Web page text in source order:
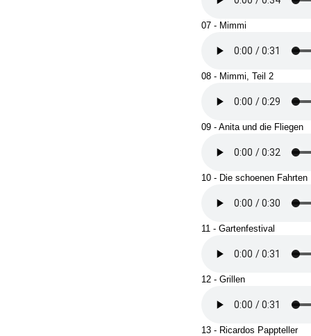
07 - Mimmi
08 - Mimmi, Teil 2
09 - Anita und die Fliegen
10 - Die schoenen Fahrten
11 - Gartenfestival
12 - Grillen
13 - Ricardos Pappteller